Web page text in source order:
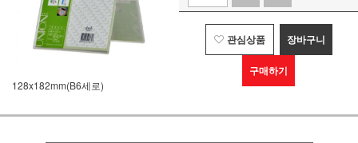
128x182mm(B6세로)
관심상품 장바구니
구매하기